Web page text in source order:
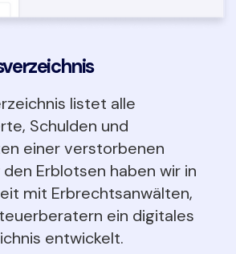
listet alle
Schulden und
einer verstorbenen
den Erblotsen haben wir in
mit Erbrechtsanwälten,
ein digitales
entwickelt.